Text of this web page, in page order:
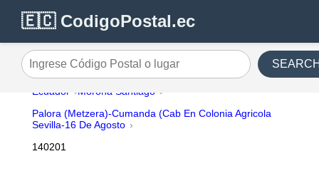
🇪🇨 CodigoPostal.ec
Ingrese Código Postal o lugar
Ecuador
Morona Santiago
Palora (Metzera)-Cumanda (Cab En Colonia Agricola
Sevilla-16 De Agosto
140201